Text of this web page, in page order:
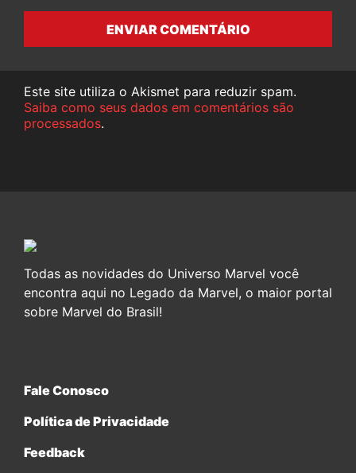
ENVIAR COMENTÁRIO
Este site utiliza o Akismet para reduzir spam.
Saiba como seus dados em comentários são
processados.
Todas as novidades do Universo Marvel você
encontra aqui no Legado da Marvel, o maior portal
sobre Marvel do Brasil!
Fale Conosco
Política de Privacidade
Feedback